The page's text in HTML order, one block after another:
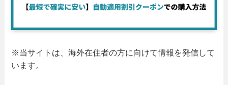
※当サイトは、海外在住者の方に向けて情報を発信して
います。